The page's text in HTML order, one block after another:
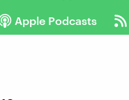
Apple Podcasts